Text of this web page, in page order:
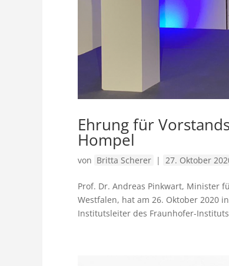
Ehrung für
Hompel
von Britta Scherer | 27. Oktober
Prof. Dr. Andreas Pinkwart, Minister
Westfalen, hat am 26. Oktober 2020
Institutsleiter des Fraunhofer-